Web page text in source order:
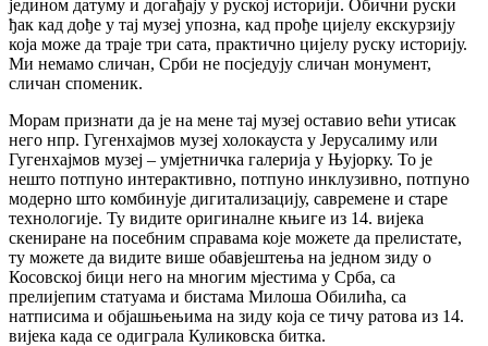
једином датуму и догађају у руској историји. Обични руски
ђак кад дође у тај музеј упозна, кад прође цијелу екскурзију
која може да траје три сата, практично цијелу руску историју.
Ми немамо сличан, Срби не посједују сличан монумент,
сличан споменик.
Морам признати да је на мене тај музеј оставио већи утисак
него нпр. Гугенхајмов музеј холокауста у Јерусалиму или
Гугенхајмов музеј – умјетничка галерија у Њујорку. То је
нешто потпуно интерактивно, потпуно инклузивно, потпуно
модерно што комбинује дигитализацију, савремене и старе
технологије. Ту видите оригиналне књиге из 14. вијека
скениране на посебним справама које можете да прелистате,
ту можете да видите више обавјештења на једном зиду о
Косовској бици него на многим мјестима у Срба, са
прелијепим статуама и бистама Милоша Обилића, са
натписима и објашњењима на зиду која се тичу ратова из 14.
вијека када се одиграла Куликовска битка.